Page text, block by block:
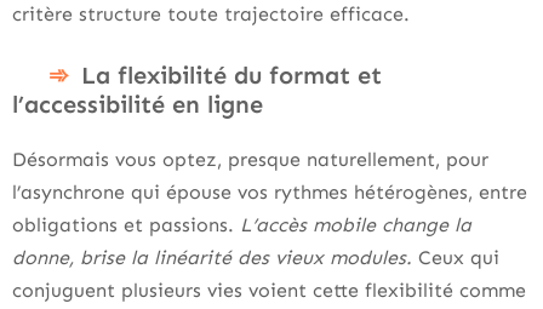
critère structure toute trajectoire efficace.
La flexibilité du format et
l’accessibilité en ligne
Désormais vous optez, presque naturellement, pour
l’asynchrone qui épouse vos rythmes hétérogènes, entre
obligations et passions. L’accès mobile change la
donne, brise la linéarité des vieux modules. Ceux qui
conjuguent plusieurs vies voient cette flexibilité comme